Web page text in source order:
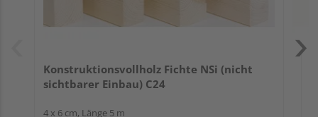
Konstruktionsvollholz Fichte NSi (nicht
sichtbarer Einbau) C24
4 x 6 cm, Länge 5 m